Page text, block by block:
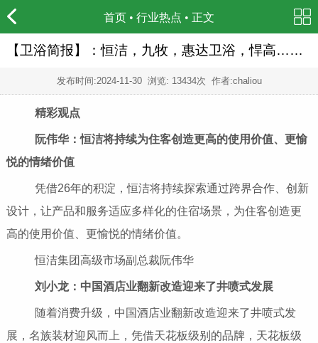
首页 • 行业热点 • 正文
【卫浴简报】：恒洁，九牧，惠达卫浴，悍高……
发布时间:2024-11-30浏览: 13434次 作者:chaliou
精彩观点
阮伟华：恒洁将持续为住客创造更高的使用价值、更愉
悦的情绪价值
凭借26年的积淀，恒洁将持续探索通过跨界合作、创新
设计，让产品和服务适应多样化的住宿场景，为住客创造更
高的使用价值、更愉悦的情绪价值。
恒洁集团高级市场副总裁阮伟华
刘小龙：中国酒店业翻新改造迎来了井喷式发展
随着消费升级，中国酒店业翻新改造迎来了井喷式发
展，名族装材迎风而上，凭借天花板级别的品牌，天花板级